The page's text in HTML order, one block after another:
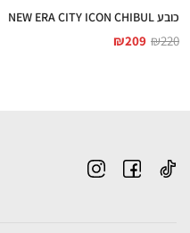
כובע NEW ERA CITY ICON CHIBUL
₪220
₪209